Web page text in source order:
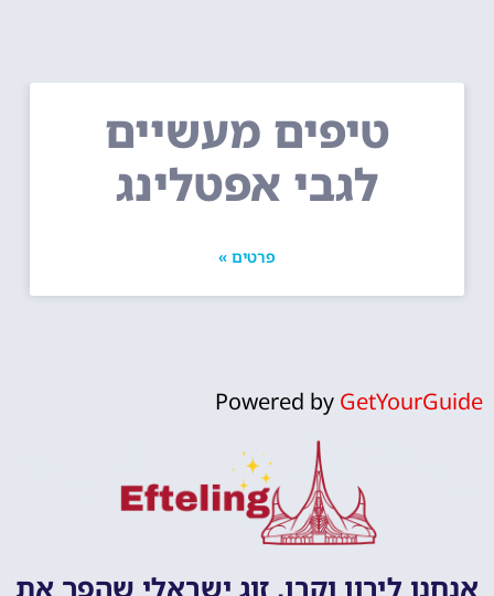
טיפים מעשיים
לגבי אפטלינג
פרטים »
Powered by GetYourGuide
אנחנו לירון וקרן, זוג ישראלי שהפך את